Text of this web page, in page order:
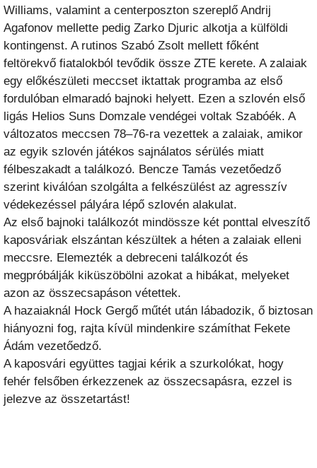
Williams, valamint a centerposzton szereplő Andrij
Agafonov mellette pedig Zarko Djuric alkotja a külföldi
kontingenst. A rutinos Szabó Zsolt mellett főként
feltörekvő fiatalokból tevődik össze ZTE kerete. A zalaiak
egy előkészületi meccset iktattak programba az első
fordulóban elmaradó bajnoki helyett. Ezen a szlovén első
ligás Helios Suns Domzale vendégei voltak Szabóék. A
változatos meccsen 78–76-ra vezettek a zalaiak, amikor
az egyik szlovén játékos sajnálatos sérülés miatt
félbeszakadt a találkozó. Bencze Tamás vezetőedző
szerint kiválóan szolgálta a felkészülést az agresszív
védekezéssel pályára lépő szlovén alakulat.
Az első bajnoki találkozót mindössze két ponttal elveszítő
kaposváriak elszántan készültek a héten a zalaiak elleni
meccsre. Elemezték a debreceni találkozót és
megpróbálják kiküszöbölni azokat a hibákat, melyeket
azon az összecsapáson vétettek.
A hazaiaknál Hock Gergő műtét után lábadozik, ő biztosan
hiányozni fog, rajta kívül mindenkire számíthat Fekete
Ádám vezetőedző.
A kaposvári együttes tagjai kérik a szurkolókat, hogy
fehér felsőben érkezzenek az összecsapásra, ezzel is
jelezve az összetartást!